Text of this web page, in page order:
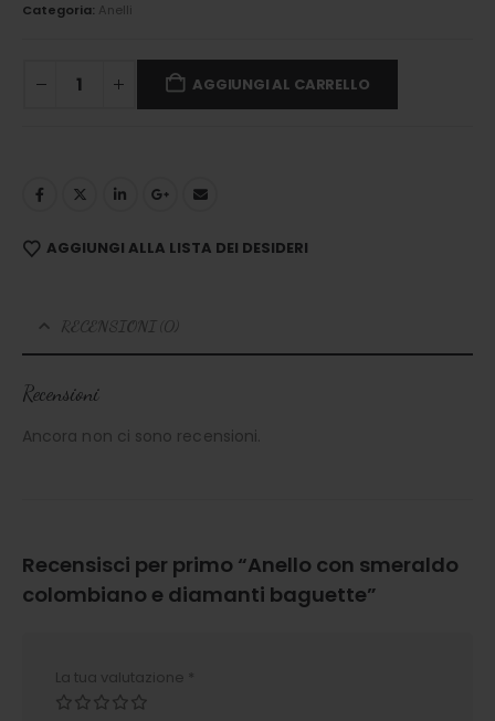
Categoria: Anelli
AGGIUNGI AL CARRELLO
AGGIUNGI ALLA LISTA DEI DESIDERI
RECENSIONI (0)
Recensioni
Ancora non ci sono recensioni.
Recensisci per primo “Anello con smeraldo
colombiano e diamanti baguette”
La tua valutazione *